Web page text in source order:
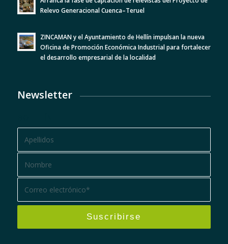
Relevo Generacional Cuenca–Teruel
ZINCAMAN y el Ayuntamiento de Hellín impulsan la nueva
Oficina de Promoción Económica Industrial para fortalecer
el desarrollo empresarial de la localidad
Newsletter